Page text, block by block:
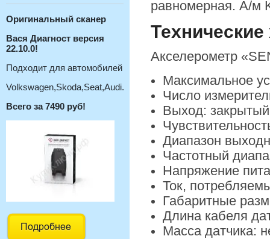
Оригинальный сканер
Вася Диагност версия
22.10.0!
Подходит для автомобилей
Volkswagen,Skoda,Seat,Audi.
Всего за 7490 руб!
равномерная. А/м
Технические
Акселерометр
Максимальное
Число
Выход:
Диапазон
Частотный
Напряжение
Ток,
Габаритные
Длина кабеля
Масса датчика: